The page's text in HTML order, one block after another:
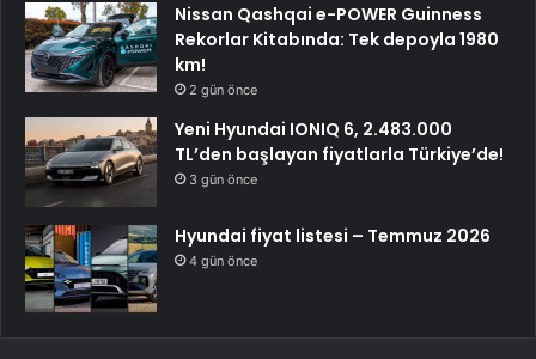
Nissan Qashqai e-POWER Guinness
Rekorlar Kitabında: Tek depoyla 1980
km!
2 gün önce
Yeni Hyundai IONIQ 6, 2.483.000
TL’den başlayan fiyatlarla Türkiye’de!
3 gün önce
Hyundai fiyat listesi – Temmuz 2026
4 gün önce